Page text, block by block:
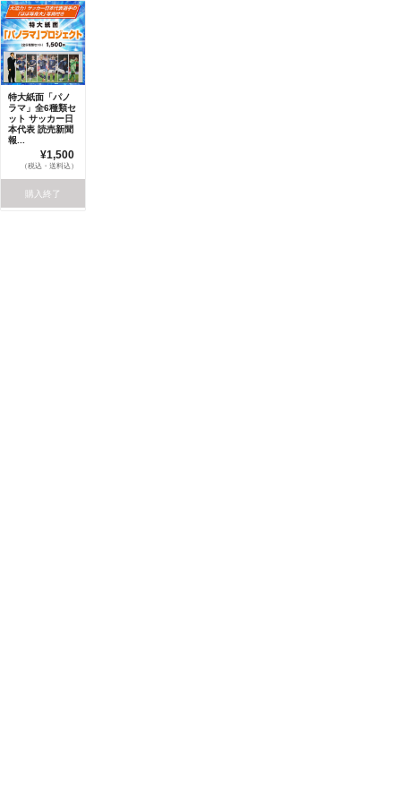
特大紙面「パノ
ラマ」全6種類セ
ット サッカー日
本代表 読売新聞
報...
¥1,500
（税込・送料込）
購入終了